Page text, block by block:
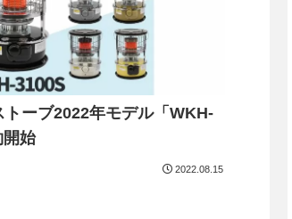
トーブ2022年モデル「WKH-
開始
2022.08.15